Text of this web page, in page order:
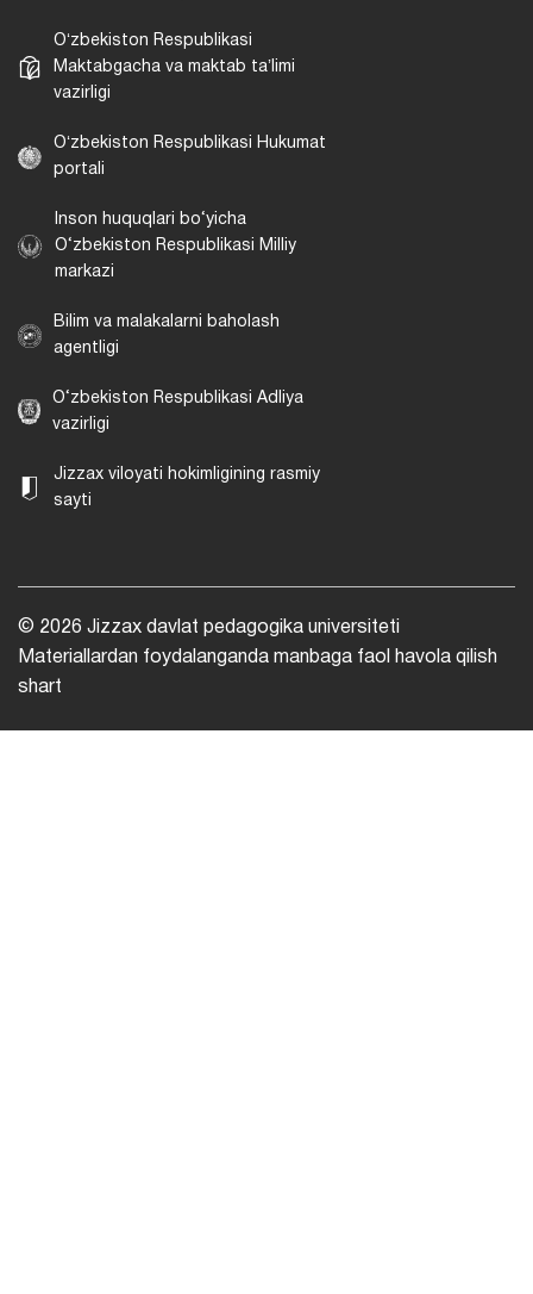
Oʻzbekiston Respublikasi
Maktabgacha va maktab taʼlimi
vazirligi
Oʻzbekiston Respublikasi Hukumat
portali
Inson huquqlari bo‘yicha
O‘zbekiston Respublikasi Milliy
markazi
Bilim va malakalarni baholash
agentligi
O‘zbekiston Respublikasi Adliya
vazirligi
Jizzax viloyati hokimligining rasmiy
sayti
© 2026 Jizzax davlat pedagogika universiteti
Materiallardan foydalanganda manbaga faol havola qilish
shart